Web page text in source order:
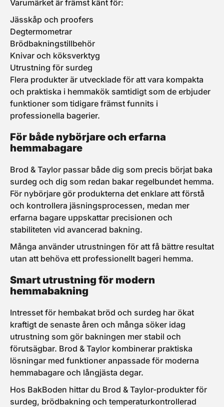
Varumärket är främst känt för:
Jässkåp och proofers
Degtermometrar
Brödbakningstillbehör
Knivar och köksverktyg
Utrustning för surdeg
Flera produkter är utvecklade för att vara kompakta
och praktiska i hemmakök samtidigt som de erbjuder
funktioner som tidigare främst funnits i
professionella bagerier.
För både nybörjare och erfarna
hemmabagare
Brod & Taylor passar både dig som precis börjat baka
surdeg och dig som redan bakar regelbundet hemma.
För nybörjare gör produkterna det enklare att förstå
och kontrollera jäsningsprocessen, medan mer
erfarna bagare uppskattar precisionen och
stabiliteten vid avancerad bakning.
Många använder utrustningen för att få bättre resultat
utan att behöva ett professionellt bageri hemma.
Smart utrustning för modern
hemmabakning
Intresset för hembakat bröd och surdeg har ökat
kraftigt de senaste åren och många söker idag
utrustning som gör bakningen mer stabil och
förutsägbar. Brod & Taylor kombinerar praktiska
lösningar med funktioner anpassade för moderna
hemmabagare och långjästa degar.
Hos BakBoden hittar du Brod & Taylor-produkter för
surdeg, brödbakning och temperaturkontrollerad